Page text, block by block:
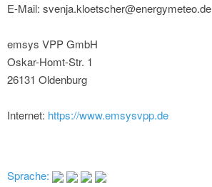
E-Mail: svenja.kloetscher@energymeteo.de
emsys VPP GmbH
Oskar-Homt-Str. 1
26131 Oldenburg
Internet: https://www.emsysvpp.de
Sprache: